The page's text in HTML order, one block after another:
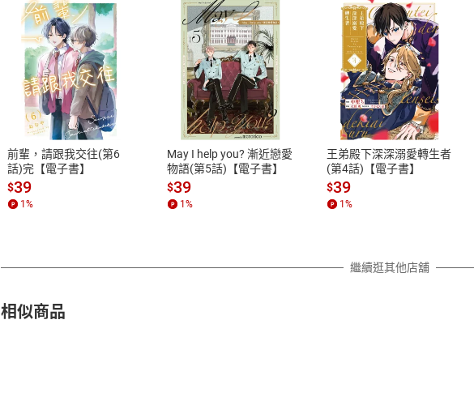
付款方式
ATM轉帳、信用卡、LINE PAY、AFTEE
退換貨規範
本店是否提供消費者保護法七日猶
之權利，遽消費者保護法及通訊交
除權合理例外情事適用準則，依商
質各有不同規定。詳細退換貨說明
照各商品說明。
前輩，請跟我交往(第6
話)完【電子書】
$39
1 %
May I help you? 漸近戀愛
物語(第5話)【電子書】
$39
1 %
王弟殿下深深溺愛轉生者
(第4話)【電子書】
$39
1 %
繼續逛其他店舖
相似商品